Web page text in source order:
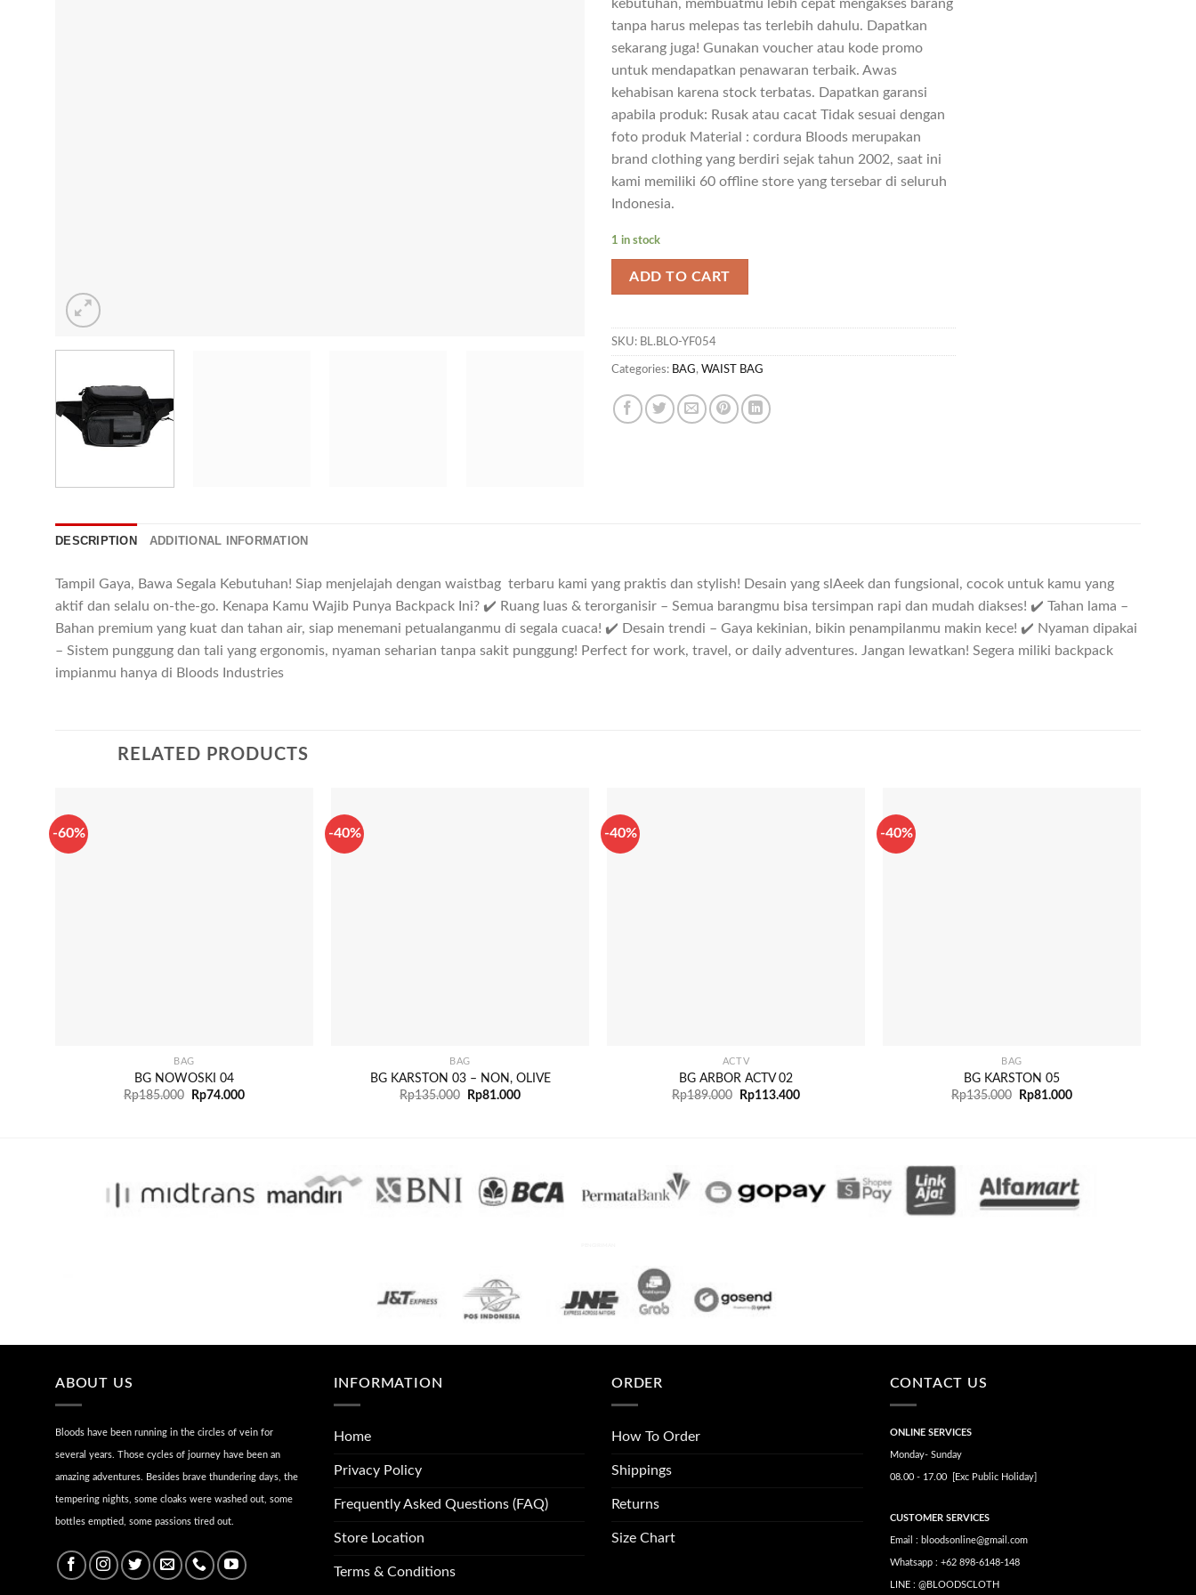
kebutuhan, membuatmu lebih cepat mengakses barang
tanpa harus melepas tas terlebih dahulu. Dapatkan
sekarang juga! Gunakan voucher atau kode promo
untuk mendapatkan penawaran terbaik. Awas
kehabisan karena stock terbatas. Dapatkan garansi
apabila produk: Rusak atau cacat Tidak sesuai dengan
foto produk Material : cordura Bloods merupakan
brand clothing yang berdiri sejak tahun 2002, saat ini
kami memiliki 60 offline store yang tersebar di seluruh
Indonesia.
1 in stock
ADD TO CART
SKU: BL.BLO-YF054
Categories: BAG, WAIST BAG
DESCRIPTION ADDITIONAL INFORMATION
Tampil Gaya, Bawa Segala Kebutuhan! Siap menjelajah dengan waistbag terbaru kami yang praktis dan stylish! Desain yang slAeek dan fungsional, cocok untuk kamu yang
aktif dan selalu on-the-go. Kenapa Kamu Wajib Punya Backpack Ini? ✔️ Ruang luas & terorganisir – Semua barangmu bisa tersimpan rapi dan mudah diakses! ✔️ Tahan lama –
Bahan premium yang kuat dan tahan air, siap menemani petualanganmu di segala cuaca! ✔️ Desain trendi – Gaya kekinian, bikin penampilanmu makin kece! ✔️ Nyaman dipakai
– Sistem punggung dan tali yang ergonomis, nyaman seharian tanpa sakit punggung! Perfect for work, travel, or daily adventures. Jangan lewatkan! Segera miliki backpack
impianmu hanya di Bloods Industries
RELATED PRODUCTS
-60%
BAG
BG NOWOSKI 04
Rp185.000 Rp74.000
-40%
BAG
BG KARSTON 03 – NON, OLIVE
Rp135.000 Rp81.000
-40%
ACTV
BG ARBOR ACTV 02
Rp189.000 Rp113.400
-40%
BAG
BG KARSTON 05
Rp135.000 Rp81.000
ABOUT US
Bloods have been running in the circles of vein for
several years. Those cycles of journey have been an
amazing adventures. Besides brave thundering days, the
tempering nights, some cloaks were washed out, some
bottles emptied, some passions tired out.
INFORMATION
Home
Privacy Policy
Frequently Asked Questions (FAQ)
Store Location
Terms & Conditions
ORDER
How To Order
Shippings
Returns
Size Chart
CONTACT US
ONLINE SERVICES
Monday- Sunday
08.00 - 17.00 [Exc Public Holiday]
CUSTOMER SERVICES
Email : bloodsonline@gmail.com
Whatsapp : +62 898-6148-148
LINE : @BLOODSCLOTH